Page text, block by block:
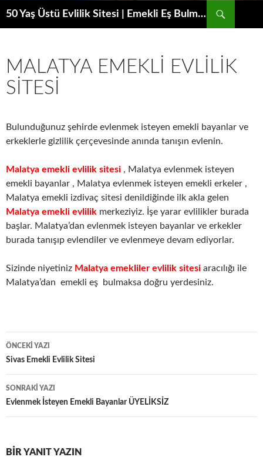
50 Yaş Üstü Evlilik Sitesi | Emekli Eş Bulma Platformu
MALATYA EMEKLI EVLILIK
SITESI
Bulunduğunuz şehirde evlenmek isteyen emekli bayanlar ve
erkeklerle gizlilik çerçevesinde anında tanışın evlenin.
Malatya emekli evlilik sitesi , Malatya evlenmek isteyen
emekli bayanlar , Malatya evlenmek isteyen emekli erkeler ,
Malatya emekli izdivaç sitesi denildiğinde ilk akla gelen
Malatya emekli evlilik merkeziyiz. İşe yarar evlilikler burada
başlar. Malatya’dan evlenmek isteyen bayanlar ve erkekler
burada tanışıp evlendiler ve evlenmeye devam ediyorlar.
Sizinde niyetiniz Malatya emekliler evlilik sitesi aracılığı ile
Malatya’dan emekli eş bulmaksa doğru yerdesiniz.
Yazı
dolaşımı
ÖNCEKI YAZI
Sivas Emekli Evlilik Sitesi
SONRAKI YAZI
Evlenmek İsteyen Emekli Bayanlar ÜYELİKSİZ
BIR YANIT YAZIN